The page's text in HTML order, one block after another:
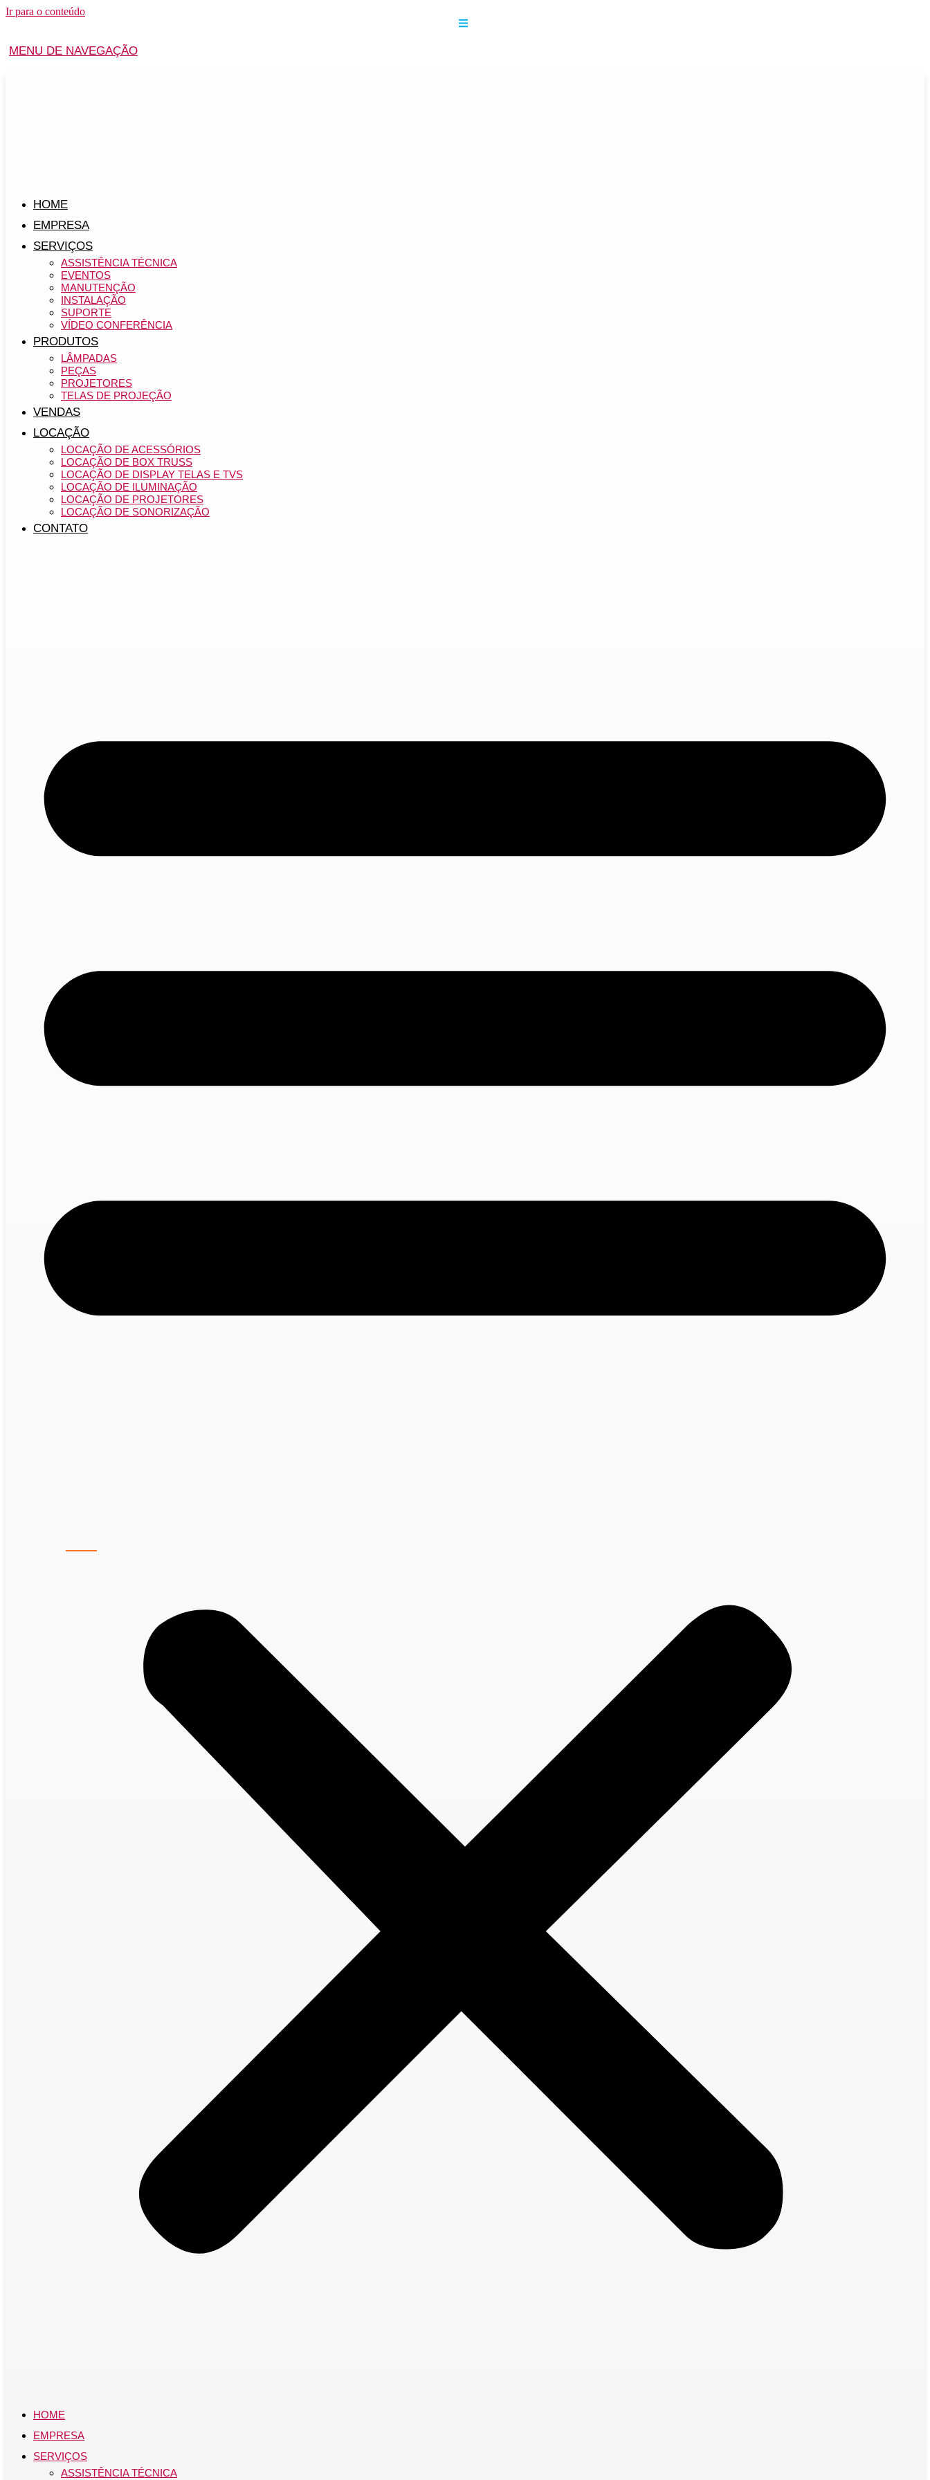
Ir para o conteúdo
MENU DE NAVEGAÇÃO
HOME
EMPRESA
SERVIÇOS
ASSISTÊNCIA TÉCNICA
EVENTOS
MANUTENÇÃO
INSTALAÇÃO
SUPORTE
VÍDEO CONFERÊNCIA
PRODUTOS
LÂMPADAS
PEÇAS
PROJETORES
TELAS DE PROJEÇÃO
VENDAS
LOCAÇÃO
LOCAÇÃO DE ACESSÓRIOS
LOCAÇÃO DE BOX TRUSS
LOCAÇÃO DE DISPLAY TELAS E TVS
LOCAÇÃO DE ILUMINAÇÃO
LOCAÇÃO DE PROJETORES
LOCAÇÃO DE SONORIZAÇÃO
CONTATO
HOME
EMPRESA
SERVIÇOS
ASSISTÊNCIA TÉCNICA